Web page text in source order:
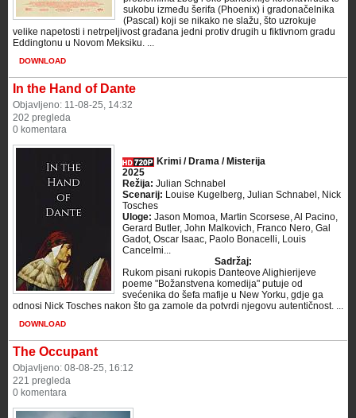
sukobu između šerifa (Phoenix) i gradonačelnika
(Pascal) koji se nikako ne slažu, što uzrokuje
velike napetosti i netrpeljivost građana jedni protiv drugih u fiktivnom gradu
Eddingtonu u Novom Meksiku. ...
DOWNLOAD
In the Hand of Dante
Objavljeno: 11-08-25, 14:32
202 pregleda
0 komentara
Krimi / Drama / Misterija
2025
Režija: Julian Schnabel
Scenarij: Louise Kugelberg, Julian Schnabel, Nick
Tosches
Uloge: Jason Momoa, Martin Scorsese, Al Pacino,
Gerard Butler, John Malkovich, Franco Nero, Gal
Gadot, Oscar Isaac, Paolo Bonacelli, Louis
Cancelmi...
Sadržaj:
Rukom pisani rukopis Danteove Alighierijeve
poeme "Božanstvena komedija" putuje od
svećenika do šefa mafije u New Yorku, gdje ga
odnosi Nick Tosches nakon što ga zamole da potvrdi njegovu autentičnost. ...
DOWNLOAD
The Occupant
Objavljeno: 08-08-25, 16:12
221 pregleda
0 komentara